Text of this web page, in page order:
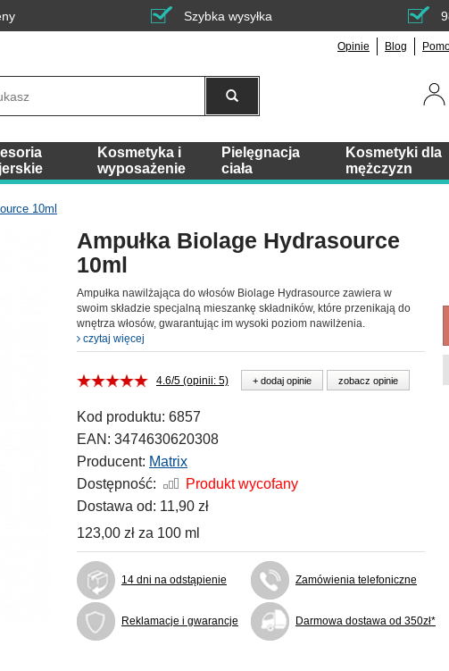
Szybka wysyłka
Opinie Blog
Kosmetyka i
wyposażenie
Pielęgnacja
ciała
Kosmetyki dla
mężczyzn
10ml
Ampułka Biolage Hydrasource
10ml
Ampułka nawilżająca do włosów Biolage Hydrasource zawiera w
swoim składzie specjalną mieszankę składników, które przenikają do
wnętrza włosów, gwarantując im wysoki poziom nawilżenia.
czytaj więcej
4.6/5 (opinii: 5) + dodaj opinie zobacz opinie
Kod produktu: 6857
EAN: 3474630620308
Producent: Matrix
Dostępność:
Produkt wycofany
Dostawa od: 11,90 zł
123,00 zł za 100 ml
14 dni na odstąpienie Zamówienia telefoniczne
Reklamacje i gwarancje Darmowa dostawa od 350zł*